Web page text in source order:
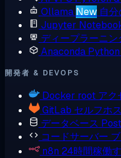
Ollama New 自
Jupyter
ディープラーニン
Anaconda
開発者 & DEVOPS
Docker root アク
GitLab セルフホ
データベース
コードサーバー
n8n 24時間稼働